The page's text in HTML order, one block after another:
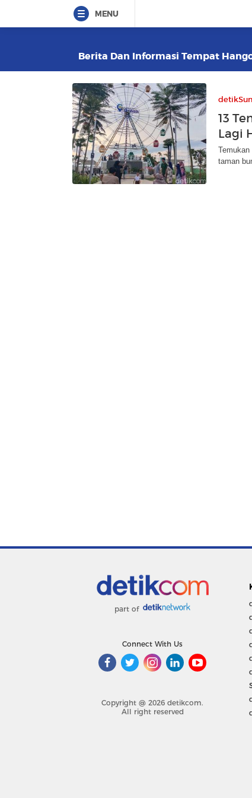
MENU
Berita Dan Informasi Tempat
13
Lagi
taman
part of
Connect With Us
Copyright @ 2026 detikcom.
All right reserved